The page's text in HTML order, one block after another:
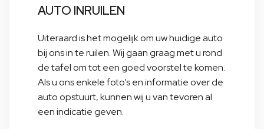
AUTO INRUILEN
Uiteraard is het mogelijk om uw huidige auto
bij ons in te ruilen. Wij gaan graag met u rond
de tafel om tot een goed voorstel te komen.
Als u ons enkele foto’s en informatie over de
auto opstuurt, kunnen wij u van tevoren al
een indicatie geven.